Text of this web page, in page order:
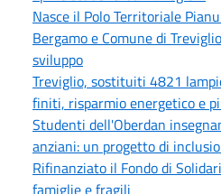
Nasce il Polo Territoriale
Bergamo e Comune di
sviluppo
Treviglio, sostituiti 4821
finiti, risparmio energetico e
Studenti dell'Oberdan
anziani: un progetto di
Rifinanziato il Fondo di
famiglie e fragili